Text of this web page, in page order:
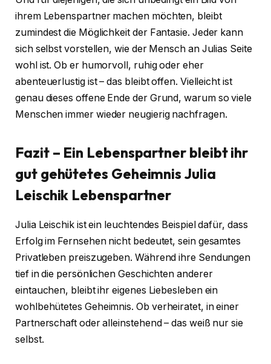
ihrem Lebenspartner machen möchten, bleibt
zumindest die Möglichkeit der Fantasie. Jeder kann
sich selbst vorstellen, wie der Mensch an Julias Seite
wohl ist. Ob er humorvoll, ruhig oder eher
abenteuerlustig ist – das bleibt offen. Vielleicht ist
genau dieses offene Ende der Grund, warum so viele
Menschen immer wieder neugierig nachfragen.
Fazit – Ein Lebenspartner bleibt ihr
gut gehütetes Geheimnis Julia
Leischik Lebenspartner
Julia Leischik ist ein leuchtendes Beispiel dafür, dass
Erfolg im Fernsehen nicht bedeutet, sein gesamtes
Privatleben preiszugeben. Während ihre Sendungen
tief in die persönlichen Geschichten anderer
eintauchen, bleibt ihr eigenes Liebesleben ein
wohlbehütetes Geheimnis. Ob verheiratet, in einer
Partnerschaft oder alleinstehend – das weiß nur sie
selbst.